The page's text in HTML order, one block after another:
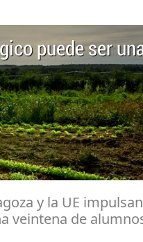
puede ser
y la UE
veintena de